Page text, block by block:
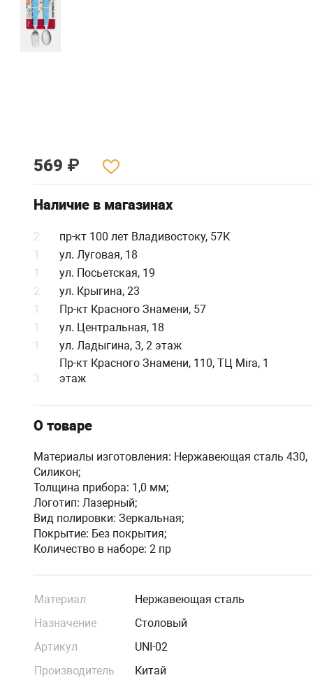
569 ₽
Наличие в магазинах
2
пр-кт 100 лет Владивостоку, 57К
1
ул. Луговая, 18
1
ул. Посьетская, 19
2
ул. Крыгина, 23
1
Пр-кт Красного Знамени, 57
1
ул. Центральная, 18
1
ул. Ладыгина, 3, 2 этаж
3
Пр-кт Красного Знамени, 110, ТЦ Mira, 1
этаж
О товаре
Материалы изготовления: Нержавеющая сталь 430,
Силикон;
Толщина прибора: 1,0 мм;
Логотип: Лазерный;
Вид полировки: Зеркальная;
Покрытие: Без покрытия;
Количество в наборе: 2 пр
Материал
Нержавеющая сталь
Назначение
Столовый
Артикул
UNI-02
Производитель
Китай